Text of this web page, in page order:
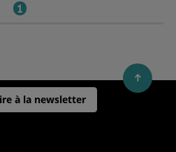
1
à la newsletter